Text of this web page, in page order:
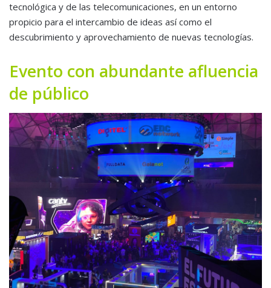
tecnológica y de las telecomunicaciones, en un entorno
propicio para el intercambio de ideas así como el
descubrimiento y aprovechamiento de nuevas tecnologías.
Evento con abundante afluencia
de público